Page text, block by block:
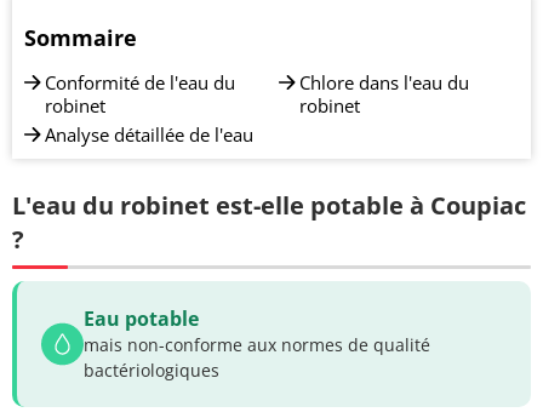
Sommaire
Conformité de l'eau du
robinet
Analyse détaillée de l'eau
Chlore dans l'eau du
robinet
L'eau du robinet est-elle potable à Coupiac
?
Eau potable
mais non-conforme aux normes de qualité
bactériologiques